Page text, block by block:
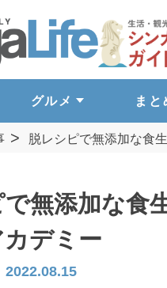
グルメ まと
脱レシピで無添加な食
無添加な食
デミー
2022.08.15